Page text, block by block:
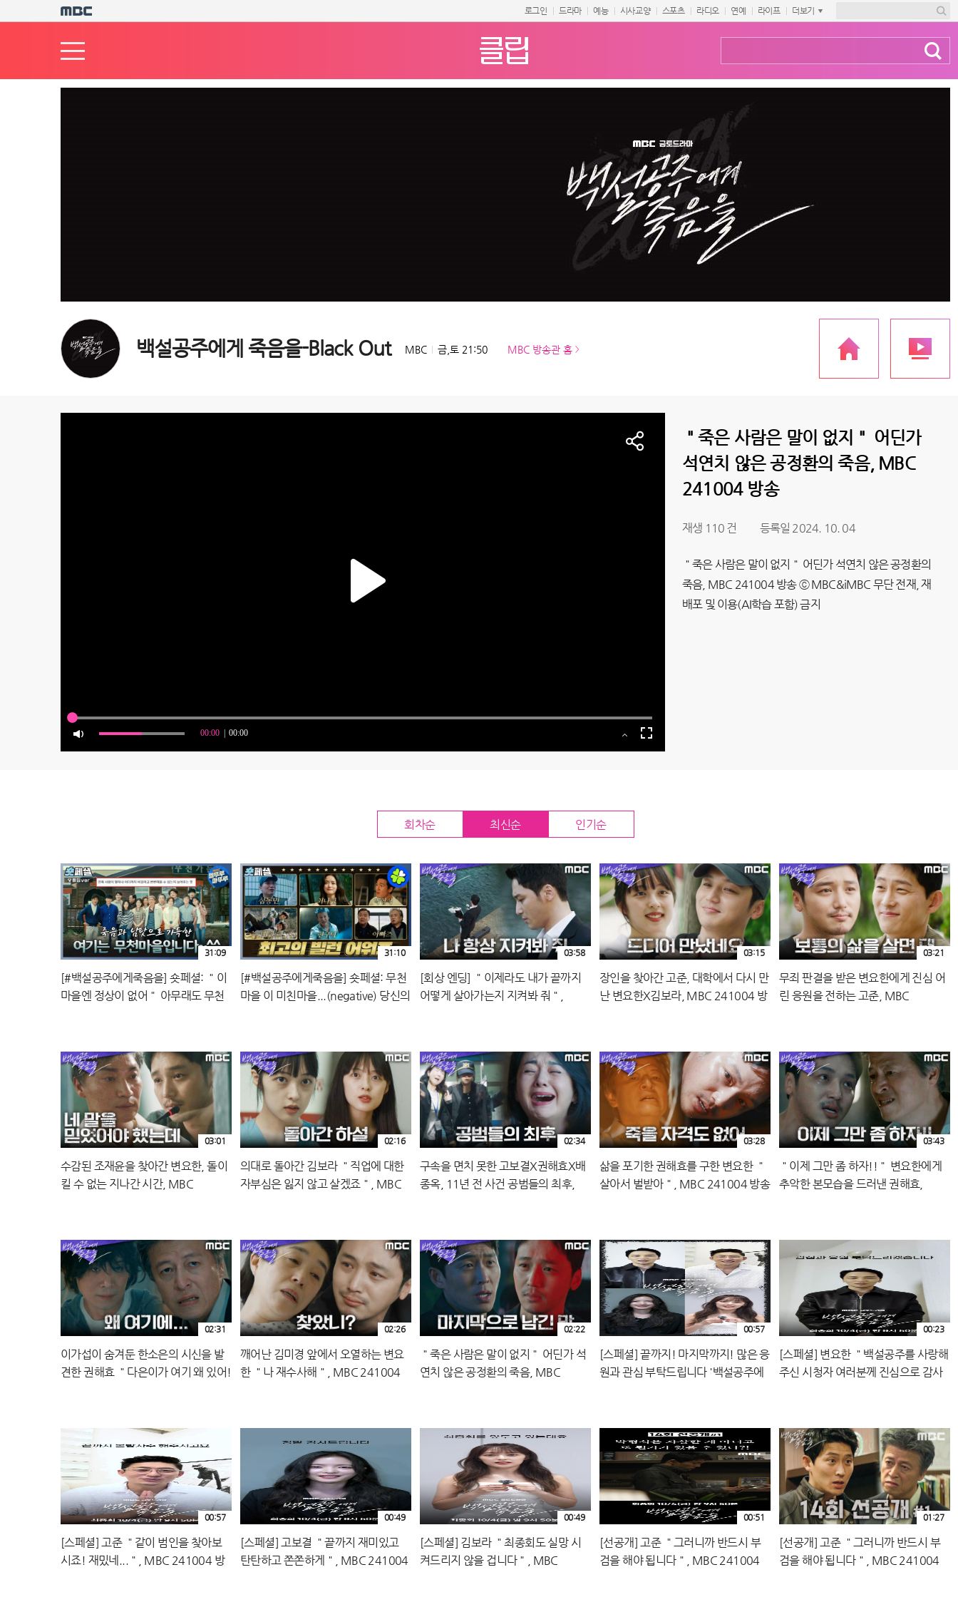
로그인 드라마 예능 시사교양 스포츠 라디오 연예 라이프 더보기
백설공주에게 죽음을-Black Out MBC 금,토 21:50 MBC 방송관 홈
＂죽은 사람은 말이 없지＂ 어딘가
석연치 않은 공정환의 죽음, MBC
241004 방송
재생 110 건 등록일 2024. 10. 04
＂죽은 사람은 말이 없지＂ 어딘가 석연치 않은 공정환의
죽음, MBC 241004 방송 ⓒ MBC&iMBC 무단 전재, 재
배포 및 이용(AI학습 포함) 금지
회차순 최신순 인기순
[#백설공주에게죽음을] 숏페셜: ＂이
마을엔 정상이 없어＂ 아무래도 무천
니다! MBC241004방송
31:09
[#백설공주에게죽음을] 숏페셜: 무천
마을 이 미친마을...(negative) 당신의
31:10
[회상 엔딩] ＂이제라도 내가 끝까지
어떻게 살아가는지 지켜봐 줘＂,
03:58
장인을 찾아간 고준, 대학에서 다시 만
난 변요한X김보라, MBC 241004 방
03:15
무죄 판결을 받은 변요한에게 진심 어
린 응원을 전하는 고준, MBC
03:21
수감된 조재윤을 찾아간 변요한, 돌이
킬 수 없는 지나간 시간, MBC
03:01
의대로 돌아간 김보라 ＂직업에 대한
자부심은 잃지 않고 살겠죠＂, MBC
02:16
구속을 면치 못한 고보결X권해효X배
종옥, 11년 전 사건 공범들의 최후,
02:34
삶을 포기한 권해효를 구한 변요한 ＂
살아서 벌받아＂, MBC 241004 방송
03:28
＂이제 그만 좀 하자!!＂ 변요한에게
추악한 본모습을 드러낸 권해효,
03:43
이가섭이 숨겨둔 한소은의 시신을 발
견한 권해효 ＂다은이가 여기 왜 있어!
02:31
깨어난 김미경 앞에서 오열하는 변요
한 ＂나 재수사해＂, MBC 241004
02:26
＂죽은 사람은 말이 없지＂ 어딘가 석
연치 않은 공정환의 죽음, MBC
02:22
[스페셜] 끝까지! 마지막까지! 많은 응
원과 관심 부탁드립니다 '백설공주에
00:57
[스페셜] 변요한 ＂백설공주를 사랑해
주신 시청자 여러분께 진심으로 감사
00:23
[스페셜] 고준 ＂같이 범인을 찾아보
시죠! 재밌네...＂, MBC 241004 방
00:57
[스페셜] 고보결 ＂끝까지 재미있고
탄탄하고 쫀쫀하게＂, MBC 241004
00:49
[스페셜] 김보라 ＂최종회도 실망 시
켜드리지 않을 겁니다＂, MBC
00:49
[선공개] 고준 ＂그러니까 반드시 부
검을 해야 됩니다＂, MBC 241004
00:51
[선공개] 고준 ＂그러니까 반드시 부
검을 해야 됩니다＂, MBC 241004
01:27